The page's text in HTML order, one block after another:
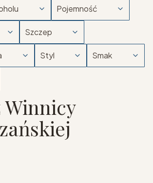
Pojemność
Szczep
Styl Smak
Winnicy